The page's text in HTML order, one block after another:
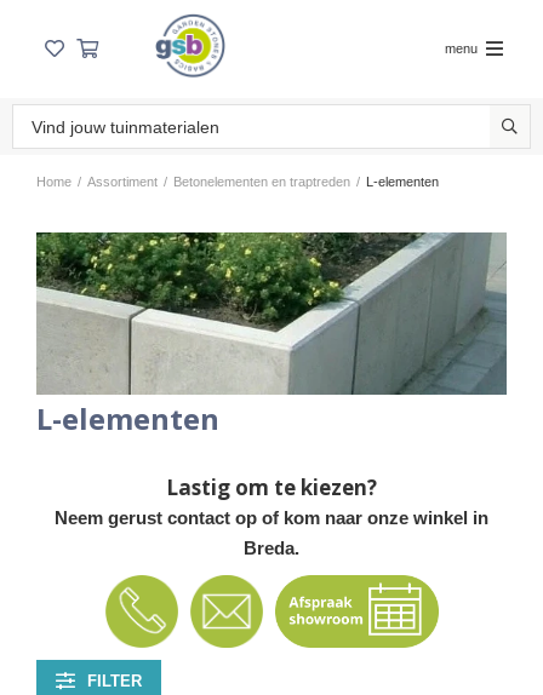
menu
Home / Assortiment / Betonelementen en traptreden / L-elementen
L-elementen
Lastig om te kiezen?
Neem gerust contact op of kom naar onze winkel in
Breda.
FILTER